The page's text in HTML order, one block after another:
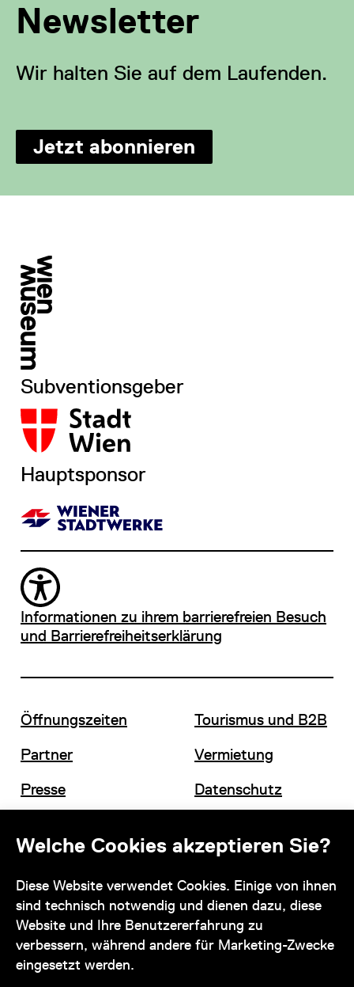
Welche Cookies akzeptieren Sie?
Diese Website verwendet Cookies. Einige von ihnen
sind technisch notwendig und dienen dazu, diese
Website und Ihre Benutzererfahrung zu
verbessern, während andere für Marketing-Zwecke
eingesetzt werden.
Newsletter
Wir halten Sie auf dem Laufenden.
Jetzt abonnieren
Subventionsgeber
Hauptsponsor
Informationen zu ihrem barrierefreien Besuch
und Barrierefreiheitserklärung
Öffnungszeiten
Partner
Presse
Tourismus und B2B
Vermietung
Datenschutz
Kontakt